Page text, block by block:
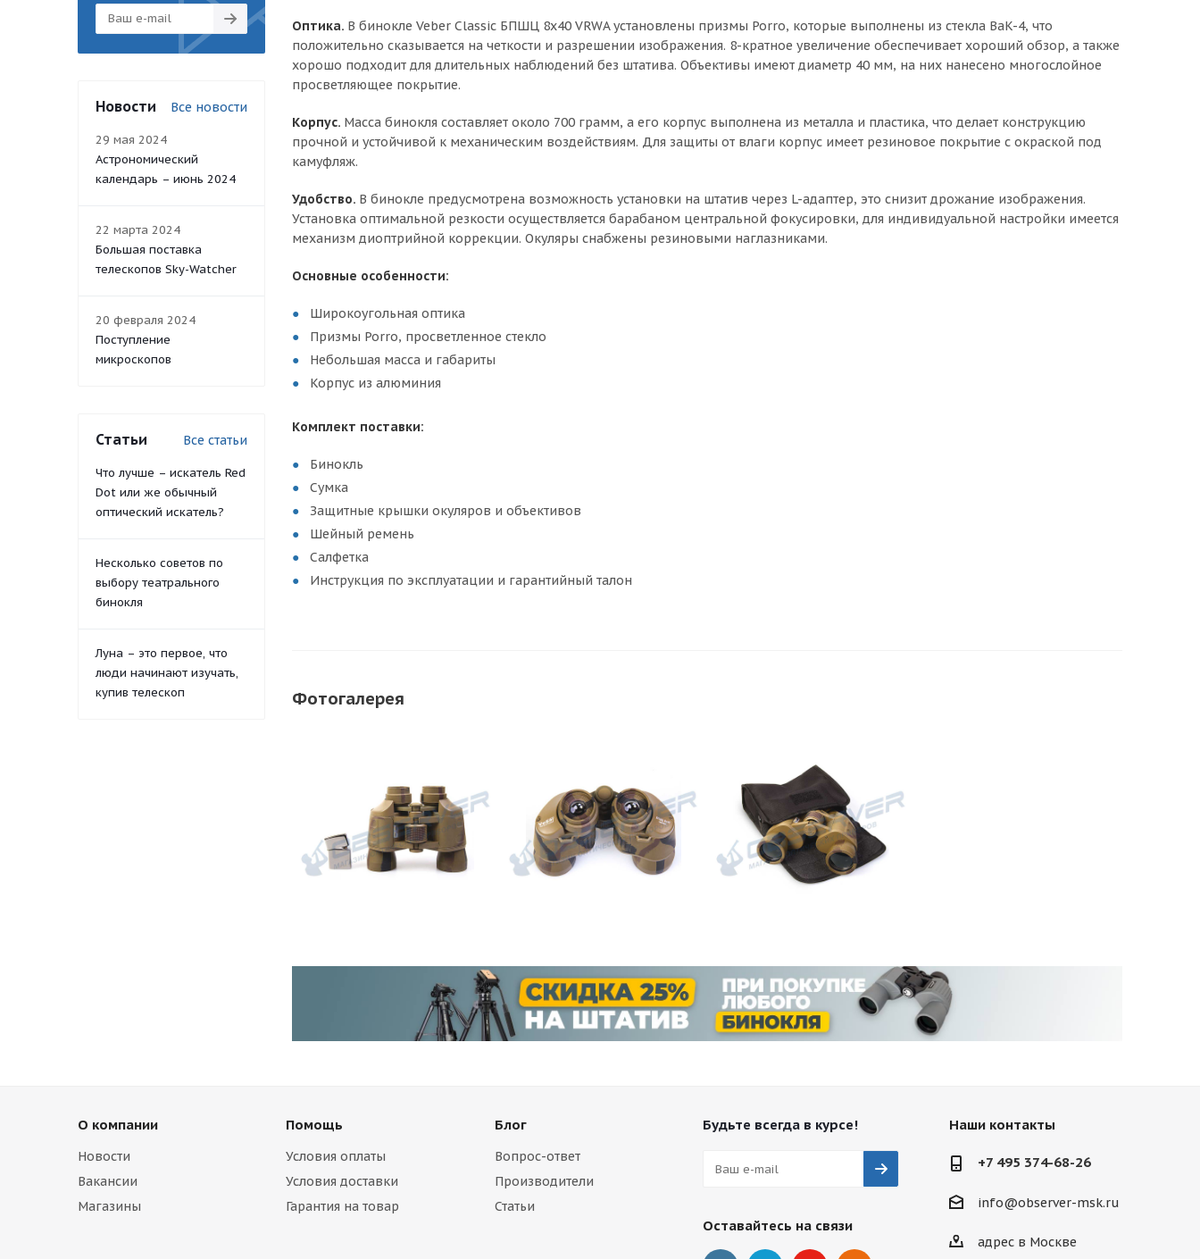
Оптика. В бинокле Veber Classic БПШЦ 8x40 VRWA установлены призмы Porro, которые выполнены из стекла BaK-4, что
положительно сказывается на четкости и разрешении изображения. 8-кратное увеличение обеспечивает хороший обзор, а также
хорошо подходит для длительных наблюдений без штатива. Объективы имеют диаметр 40 мм, на них нанесено многослойное
просветляющее покрытие.
Корпус. Масса бинокля составляет около 700 грамм, а его корпус выполнена из металла и пластика, что делает конструкцию
прочной и устойчивой к механическим воздействиям. Для защиты от влаги корпус имеет резиновое покрытие с окраской под
камуфляж.
Удобство. В бинокле предусмотрена возможность установки на штатив через L-адаптер, это снизит дрожание изображения.
Установка оптимальной резкости осуществляется барабаном центральной фокусировки, для индивидуальной настройки имеется
механизм диоптрийной коррекции. Окуляры снабжены резиновыми наглазниками.
Основные особенности:
Широкоугольная оптика
Призмы Porro, просветленное стекло
Небольшая масса и габариты
Корпус из алюминия
Комплект поставки:
Бинокль
Сумка
Защитные крышки окуляров и объективов
Шейный ремень
Салфетка
Инструкция по эксплуатации и гарантийный талон
Фотогалерея
Новости Все новости
29 мая 2024
Астрономический
календарь – июнь 2024
22 марта 2024
Большая поставка
телескопов Sky-Watcher
20 февраля 2024
Поступление
микроскопов
Статьи Все статьи
Что лучше – искатель Red
Dot или же обычный
оптический искатель?
Несколько советов по
выбору театрального
бинокля
Луна – это первое, что
люди начинают изучать,
купив телескоп
О компании
Новости
Вакансии
Магазины
Помощь
Условия оплаты
Условия доставки
Гарантия на товар
Блог
Вопрос-ответ
Производители
Статьи
Будьте всегда в курсе!
Оставайтесь на связи
Наши контакты
+7 495 374-68-26
info@observer-msk.ru
адрес в Москве